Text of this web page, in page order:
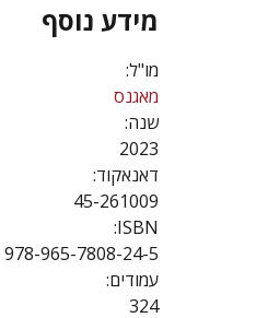
מידע נוסף
מו"ל:
מאגנס
שנה:
2023
דאנאקוד:
45-261009
ISBN:
978-965-7808-24-5
עמודים:
324